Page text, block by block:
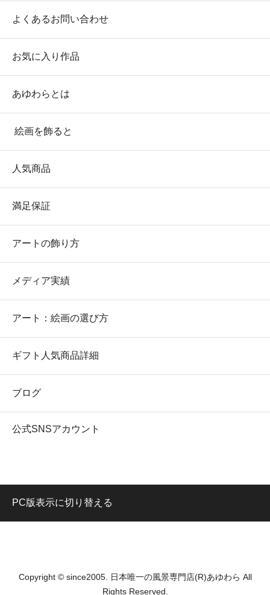
よくあるお問い合わせ
お気に入り作品
あゆわらとは
絵画を飾ると
人気商品
満足保証
アートの飾り方
メディア実績
アート：絵画の選び方
ギフト人気商品詳細
ブログ
公式SNSアカウント
PC版表示に切り替える
Copyright © since2005. 日本唯一の風景専門店(R)あゆわら All
Rights Reserved.